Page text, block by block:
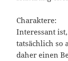
Charaktere:
Interessant
tatsächlich so
daher einen